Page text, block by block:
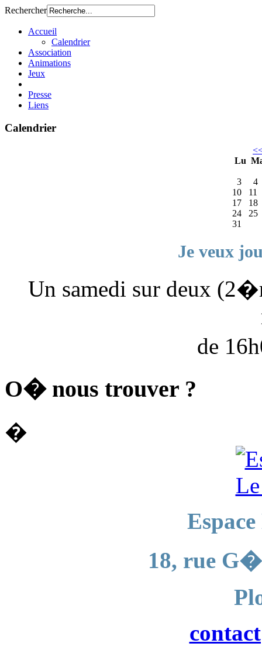
Rechercher
Accueil
Calendrier
Association
Animations
Jeux
Presse
Liens
Calendrier
Lu
3
4
10
11
17
18
24
25
31
Je veux
Un samedi sur deux
de
O� nous trouver ?
�
18, rue